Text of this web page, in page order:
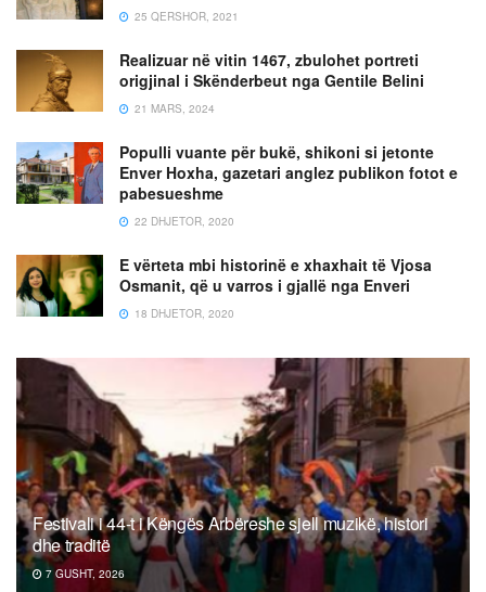
25 QERSHOR, 2021
Realizuar në vitin 1467, zbulohet portreti
origjinal i Skënderbeut nga Gentile Belini
21 MARS, 2024
Populli vuante për bukë, shikoni si jetonte
Enver Hoxha, gazetari anglez publikon fotot e
pabesueshme
22 DHJETOR, 2020
E vërteta mbi historinë e xhaxhait të Vjosa
Osmanit, që u varros i gjallë nga Enveri
18 DHJETOR, 2020
Festivali i 44-t i Këngës Arbëreshe sjell muzikë, histori
dhe traditë
7 GUSHT, 2026